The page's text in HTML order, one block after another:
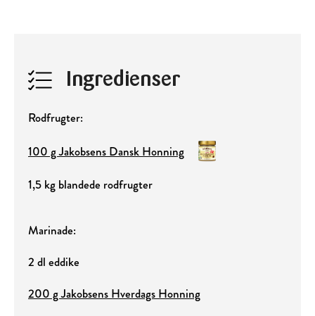
Ingredienser
Rodfrugter:
100 g Jakobsens Dansk Honning
1,5 kg blandede rodfrugter
Marinade:
2 dl eddike
200 g Jakobsens Hverdags Honning